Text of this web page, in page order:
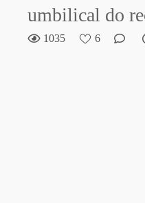
umbilical do
1035 6